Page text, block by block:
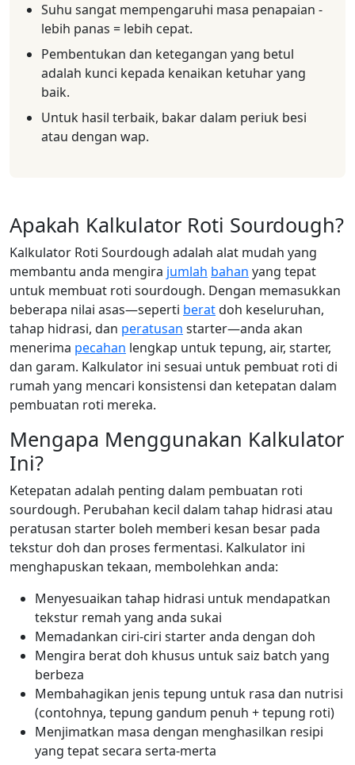
Suhu sangat mempengaruhi masa penapaian -
lebih panas = lebih cepat.
Pembentukan dan ketegangan yang betul
adalah kunci kepada kenaikan ketuhar yang
baik.
Untuk hasil terbaik, bakar dalam periuk besi
atau dengan wap.
Apakah Kalkulator Roti Sourdough?
Kalkulator Roti Sourdough adalah alat mudah yang
membantu anda mengira jumlah bahan yang tepat
untuk membuat roti sourdough. Dengan memasukkan
beberapa nilai asas—seperti beratdoh keseluruhan,
tahap hidrasi, dan peratusan starter—anda akan
menerima pecahan lengkap untuk tepung, air, starter,
dan garam. Kalkulator ini sesuai untuk pembuat roti di
rumah yang mencari konsistensi dan ketepatan dalam
pembuatan roti mereka.
Mengapa Menggunakan Kalkulator
Ini?
Ketepatan adalah penting dalam pembuatan roti
sourdough. Perubahan kecil dalam tahap hidrasi atau
peratusan starter boleh memberi kesan besar pada
tekstur doh dan proses fermentasi. Kalkulator ini
menghapuskan tekaan, membolehkan anda:
Menyesuaikan tahap hidrasi untuk mendapatkan
tekstur remah yang anda sukai
Memadankan ciri-ciri starter anda dengan doh
Mengira berat doh khusus untuk saiz batch yang
berbeza
Membahagikan jenis tepung untuk rasa dan nutrisi
(contohnya, tepung gandum penuh + tepung roti)
Menjimatkan masa dengan menghasilkan resipi
yang tepat secara serta-merta